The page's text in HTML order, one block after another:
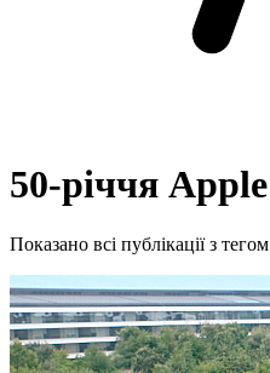
50-річчя Apple
Показано всі публікації з тегом